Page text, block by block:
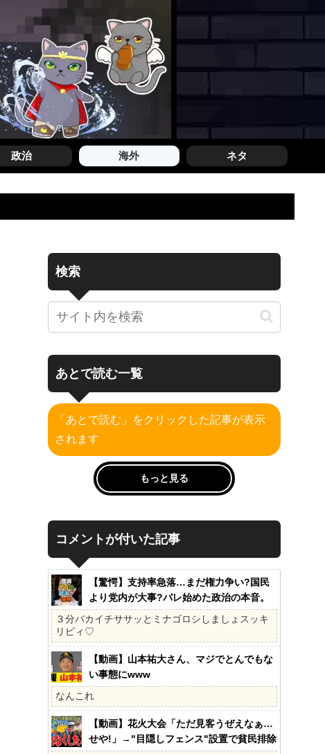
政治 海外 ネタ
検索
あとで読む一覧
「あとで読む」をクリックした記事が表示
されます
もっと見る
コメントが付いた記事
【驚愕】支持率急落…まだ権力争い?国民
より党内が大事?バレ始めた政治の本音。
41%の衝撃、その理由。選挙しか見てない
の?国民不在の政治が限界!
３分バカイチササッとミナゴロシしましょスッキ
リピィ♡
【動画】山本祐大さん、マジでとんでもな
い事態にwww
なんこれ
【動画】花火大会「ただ見客うぜえなぁ…
せや!」→"目隠しフェンス"設置で貧民排除